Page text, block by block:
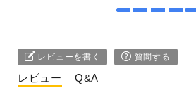
レビューを書く 質問する
レビュー Q&A